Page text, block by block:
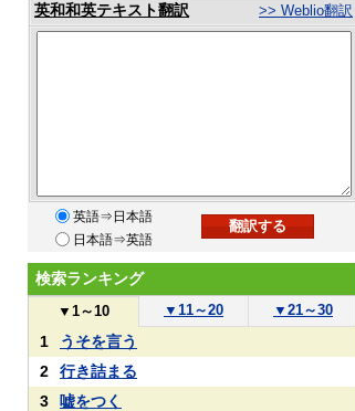
英和和英テキスト翻訳 >> Weblio翻訳
英語⇒日本語
日本語⇒英語
検索ランキング
▼ 1～10 ▼ 11～20 ▼ 21～30
1
うそを言う
2
行き詰まる
3
嘘をつく